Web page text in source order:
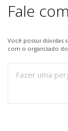
Fale
Você possui dúvidas
com o organizado